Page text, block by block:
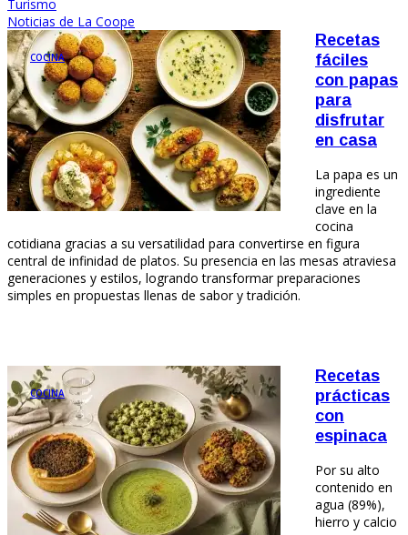
Turismo
Noticias de La Coope
COCINA
Recetas
fáciles
con papas
para
disfrutar
en casa
La papa es un
ingrediente
clave en la
cocina
cotidiana gracias a su versatilidad para convertirse en figura
central de infinidad de platos. Su presencia en las mesas atraviesa
generaciones y estilos, logrando transformar preparaciones
simples en propuestas llenas de sabor y tradición.
COCINA
Recetas
prácticas
con
espinaca
Por su alto
contenido en
agua (89%),
hierro y calcio